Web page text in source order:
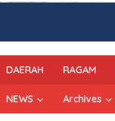
DAERAH RAGAM
NEWS Archives